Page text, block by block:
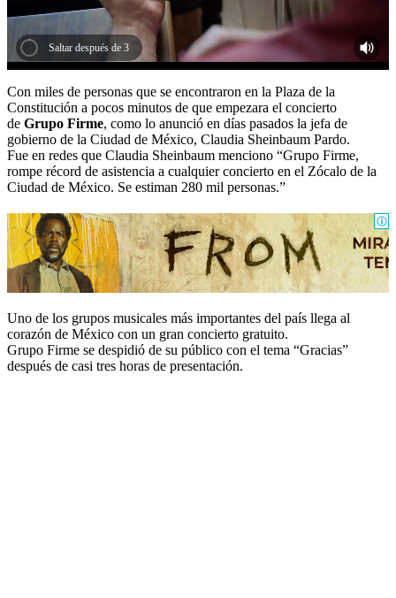
Saltar después de 2
Con miles de personas que se encontraron en la Plaza de la
Constitución a pocos minutos de que empezara el concierto
de Grupo Firme, como lo anunció en días pasados la jefa de
gobierno de la Ciudad de México, Claudia Sheinbaum Pardo.
Fue en redes que Claudia Sheinbaum menciono “Grupo Firme,
rompe récord de asistencia a cualquier concierto en el Zócalo de la
Ciudad de México. Se estiman 280 mil personas.”
Uno de los grupos musicales más importantes del país llega al
corazón de México con un gran concierto gratuito.
Grupo Firme se despidió de su público con el tema “Gracias”
después de casi tres horas de presentación.